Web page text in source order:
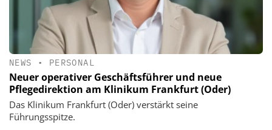
NEWS • PERSONAL
Neuer operativer Geschäftsführer und neue
Pflegedirektion am Klinikum Frankfurt (Oder)
Das Klinikum Frankfurt (Oder) verstärkt seine
Führungsspitze.